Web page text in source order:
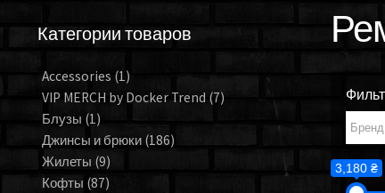
3,180 ₴
Категории товаров
Accessories (1)
VIP MERCH by Docker Trend (7)
Блузы (1)
Джинсы и брюки (186)
Жилеты (9)
Кофты (87)